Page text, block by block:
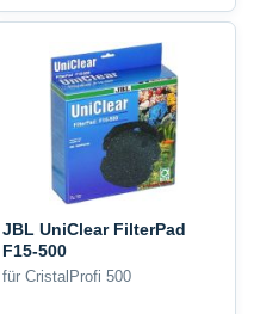
JBL UniClear FilterPad
F15-500
für CristalProfi 500